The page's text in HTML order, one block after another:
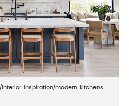
interior-inspiration/modern-kitchens-